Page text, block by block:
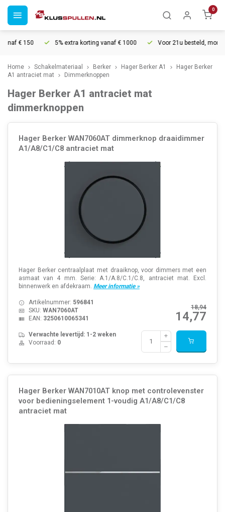
0
€ 150 5% extra korting vanaf € 1000 Voor 21u besteld, morgen
Home Schakelmateriaal Berker Hager Berker A1
Hager Berker
A1 antraciet mat
Dimmerknoppen
Hager Berker A1 antraciet mat
dimmerknoppen
Hager Berker WAN7060AT dimmerknop draaidimmer
A1/A8/C1/C8 antraciet mat
Hager Berker centraalplaat met draaiknop, voor dimmers met een
asmaat van 4 mm. Serie: A.1/A.8/C.1/C.8, antraciet mat. Excl.
binnenwerk en afdekraam. Meer informatie »
18,94
14,77
Artikelnummer: 596841
SKU: WAN7060AT
EAN: 3250610065341
Verwachte levertijd: 1-2 weken
Voorraad: 0
Hager Berker WAN7010AT knop met controlevenster
voor bedieningselement 1-voudig A1/A8/C1/C8
antraciet mat